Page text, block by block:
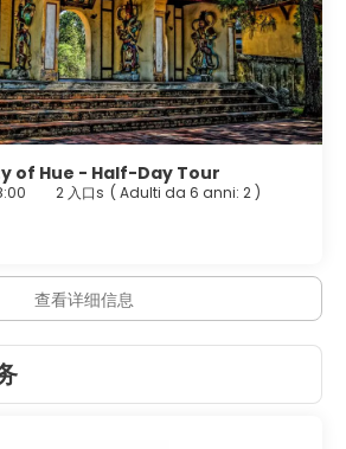
of Hue - Half-Day Tour
2 入口s ( Adulti da 6 anni: 2 )
查看详细信息